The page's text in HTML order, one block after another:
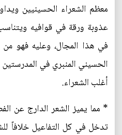
معظم الشعراء الحسينيين
عذوبة ورقة في قوافيه
في هذا المجال، وعليه فهو من
الحسيني المنبري في المدرستين
أغلب الشعراء.
* مما يميز الشعر الدارج عن
تدخل في كل التفاعيل خلافاً